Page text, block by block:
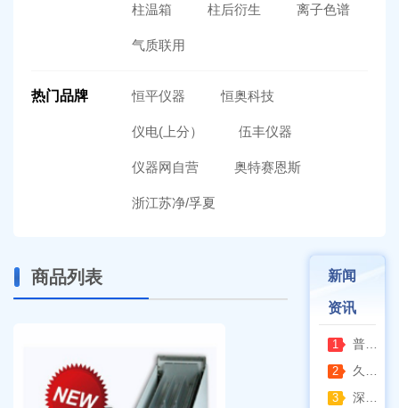
柱温箱 柱后衍生 离子色谱
气质联用
热门品牌 恒平仪器 恒奥科技
仪电(上分） 伍丰仪器
仪器网自营 奥特赛恩斯
浙江苏净/孚夏
商品列表 新闻
资讯
1 普通烘箱和耐腐蚀烘箱区分
2 久兴医疗高压蒸汽灭菌器：制药科研灭菌的可靠之选
3 深那静音超声波清洗仪：科研洁净新标准，安静高效更安心